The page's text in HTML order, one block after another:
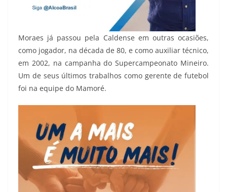
Moraes já passou pela Caldense em outras ocasiões,
como jogador, na década de 80, e como auxiliar técnico,
em 2002, na campanha do Supercampeonato Mineiro.
Um de seus últimos trabalhos como gerente de futebol
foi na equipe do Mamoré.